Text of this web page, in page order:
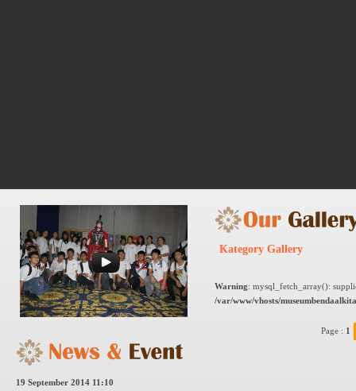
19 September 2014 11:10
Kategory Gallery
Warning: mysql_fetch_array():
/var/www/vhosts/
Page : 1